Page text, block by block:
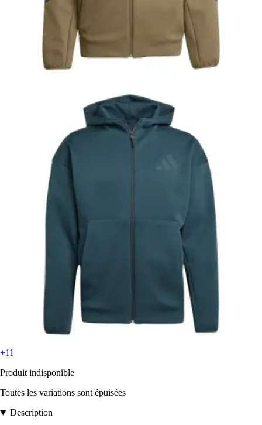
+11
Produit indisponible
Toutes les variations sont épuisées
Description